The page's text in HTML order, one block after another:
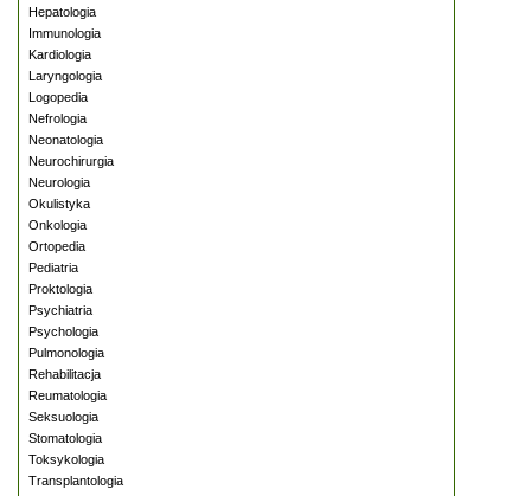
Hepatologia
Immunologia
Kardiologia
Laryngologia
Logopedia
Nefrologia
Neonatologia
Neurochirurgia
Neurologia
Okulistyka
Onkologia
Ortopedia
Pediatria
Proktologia
Psychiatria
Psychologia
Pulmonologia
Rehabilitacja
Reumatologia
Seksuologia
Stomatologia
Toksykologia
Transplantologia